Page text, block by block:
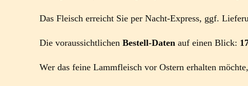
Das Fleisch erreicht Sie per Nacht-Express, ggf.
Die voraussichtlichenBestell-Daten auf einen Blick:
Wer das feine Lammfleisch vor Ostern erhalten